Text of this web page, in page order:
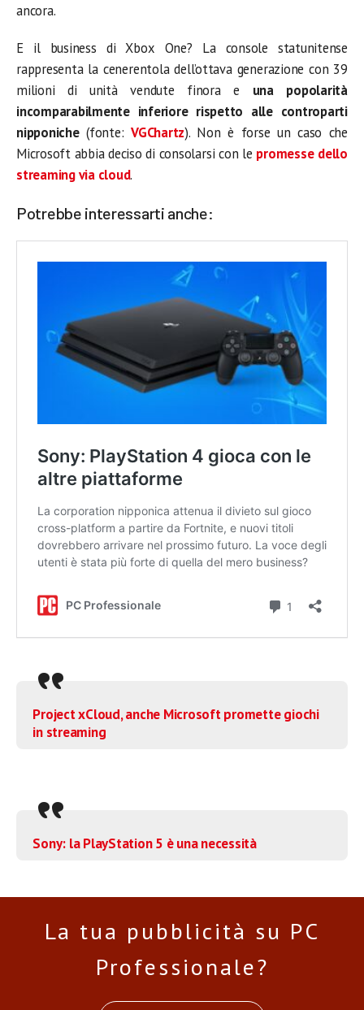
ancora.
E il business di Xbox One? La console statunitense
rappresenta la cenerentola dell’ottava generazione con 39
milioni di unità vendute finora e una popolarità
incomparabilmente inferiore rispetto alle controparti
nipponiche(fonte:VGChartz). Non è forse un caso che
Microsoft abbia deciso di consolarsi con le promesse dello
streaming via cloud.
Potrebbe interessarti anche:
Project xCloud, anche Microsoft promette giochi
in streaming
Sony: la PlayStation 5 è una necessità
La tua pubblicità su PC
Professionale?